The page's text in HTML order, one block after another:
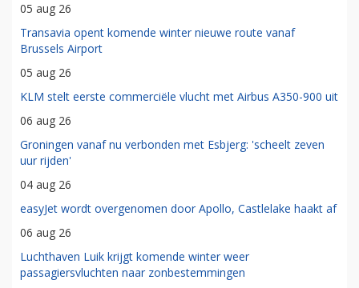
05 aug 26
Transavia opent komende winter nieuwe route vanaf
Brussels Airport
05 aug 26
KLM stelt eerste commerciële vlucht met Airbus A350-900 uit
06 aug 26
Groningen vanaf nu verbonden met Esbjerg: 'scheelt zeven
uur rijden'
04 aug 26
easyJet wordt overgenomen door Apollo, Castlelake haakt af
06 aug 26
Luchthaven Luik krijgt komende winter weer
passagiersvluchten naar zonbestemmingen